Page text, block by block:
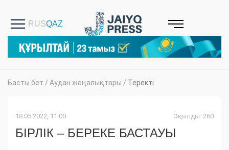
Басты бет / Аудан жаңалықтары / Теректі
18.05.2022, 11:00 Оқылды: 260
БІРЛІК – БЕРЕКЕ БАСТАУЫ